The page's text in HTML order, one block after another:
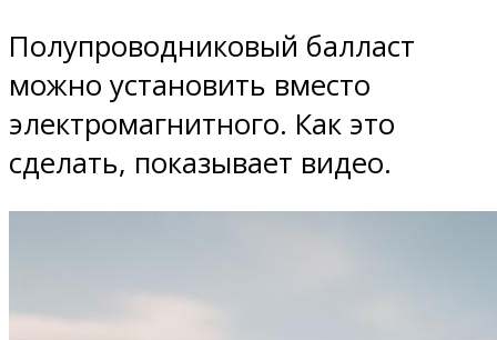
Полупроводниковый балласт
можно установить вместо
электромагнитного. Как это
сделать, показывает видео.